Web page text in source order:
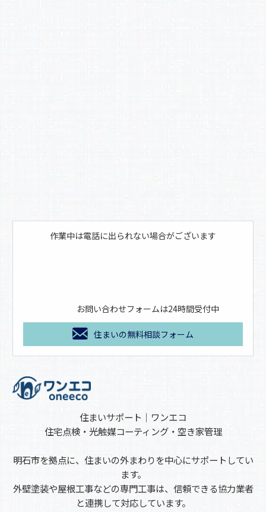
作業中は電話に出られない場合がございます
お問い合わせフォームは24時間受付中
住まいの無料相談フォーム
住まいサポート｜ワンエコ
住宅点検・光触媒コーティング・空き家管理
明石市を拠点に、住まいの外まわりを中心にサポートしてい
ます。
外壁塗装や屋根工事などの専門工事は、信頼できる協力業者
と連携して対応しています。